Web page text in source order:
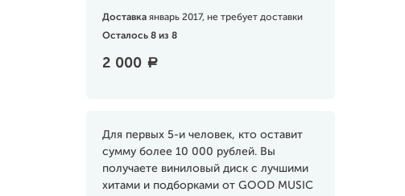
Доставка январь 2017, не требует доставки
Осталось 8 из 8
2 000 a
Для первых 5-и человек, кто оставит
сумму более 10 000 рублей. Вы
получаете виниловый диск с лучшими
хитами и подборками от GOOD MUSIC